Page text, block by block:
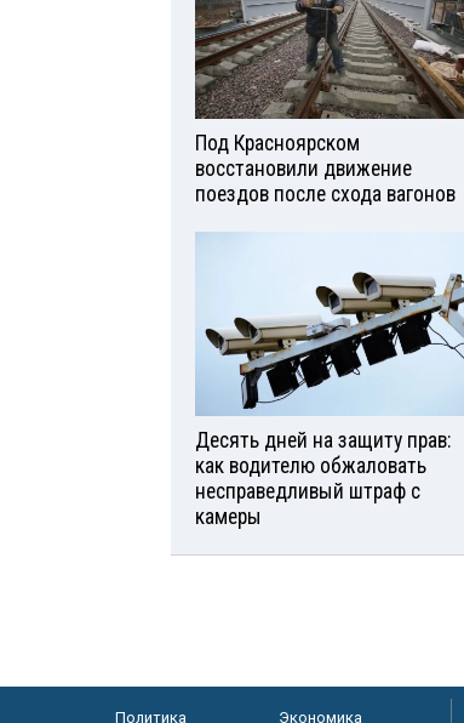
Под Красноярском
восстановили движение
поездов после схода вагонов
Десять дней на защиту прав:
как водителю обжаловать
несправедливый штраф с
камеры
Политика Экономика